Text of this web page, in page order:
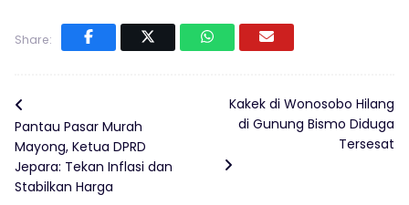
Share:
Pantau Pasar Murah
Mayong, Ketua DPRD
Jepara: Tekan Inflasi dan
Stabilkan Harga
Kakek di Wonosobo Hilang
di Gunung Bismo Diduga
Tersesat